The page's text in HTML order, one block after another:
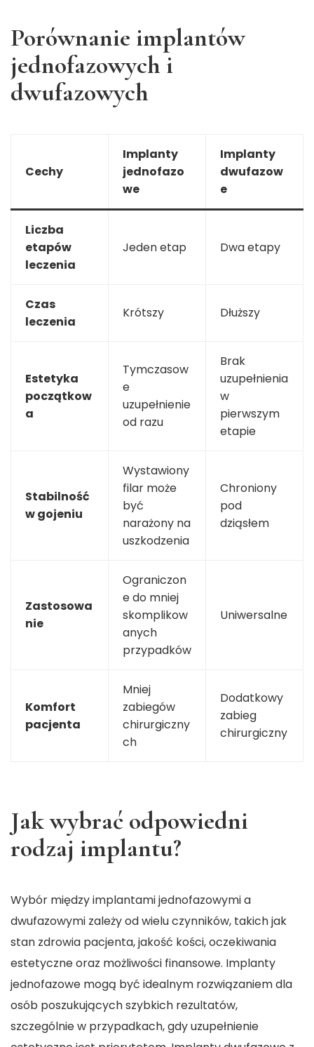
Porównanie implantów
jednofazowych i
dwufazowych
Cechy
Implanty
jednofazo
we
Implanty
dwufazow
e
Liczba
etapów
leczenia
Jeden etap Dwa etapy
Czas
leczenia
Krótszy Dłuższy
Estetyka
początkow
a
Tymczasow
e
uzupełnienie
od razu
Brak
uzupełnienia
w
pierwszym
etapie
Stabilność
w gojeniu
Wystawiony
filar może
być
narażony na
uszkodzenia
Chroniony
pod
dziąsłem
Zastosowa
nie
Ograniczon
e do mniej
skomplikow
anych
przypadków
Uniwersalne
Komfort
pacjenta
Mniej
zabiegów
chirurgiczny
ch
Dodatkowy
zabieg
chirurgiczny
Jak wybrać odpowiedni
rodzaj implantu?
Wybór między implantami jednofazowymi a
dwufazowymi zależy od wielu czynników, takich jak
stan zdrowia pacjenta, jakość kości, oczekiwania
estetyczne oraz możliwości finansowe. Implanty
jednofazowe mogą być idealnym rozwiązaniem dla
osób poszukujących szybkich rezultatów,
szczególnie w przypadkach, gdy uzupełnienie